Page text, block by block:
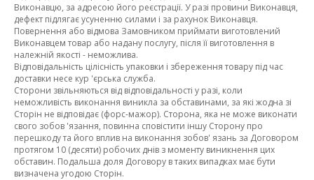
Виконавцю, за адресою його реєстрації. У разі провини Виконавця,
дефект підлягає усуненню силами і за рахунок Виконавця.
Повернення або відмова Замовником приймати виготовлений
Виконавцем товар або надану послугу, після її виготовлення в
належній якості - неможлива.
Відповідальність цілісність упаковки і збереження товару під час
доставки несе кур 'єрська служба.
Сторони звільняються від відповідальності у разі, коли
неможливість виконання виникла за обставинами, за які жодна зі
Сторін не відповідає (форс-мажор). Сторона, яка не може виконати
свого зобов 'язання, повинна сповістити іншу Сторону про
перешкоду та його вплив на виконання зобов' язань за Договором
протягом 10 (десяти) робочих днів з моменту виникнення цих
обставин. Подальша доля Договору в таких випадках має бути
визначена угодою Сторін.